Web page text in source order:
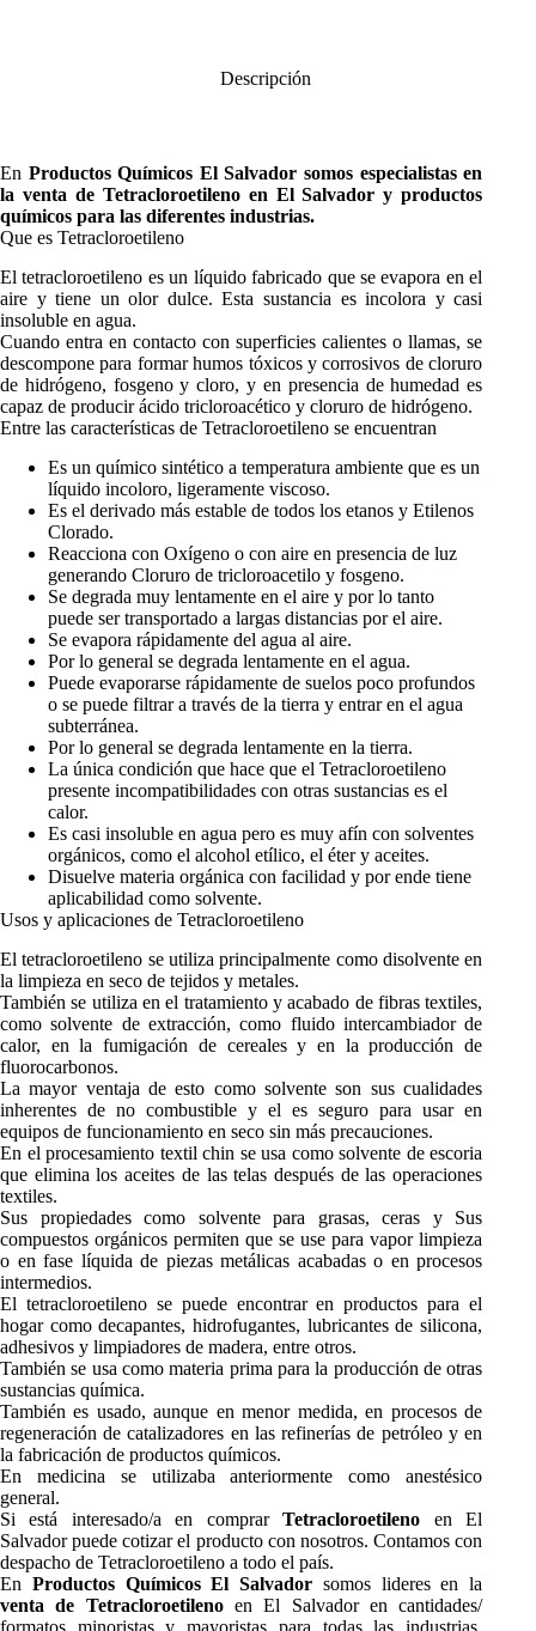
Descripción
En Productos Químicos El Salvador somos especialistas en
la venta de Tetracloroetileno en El Salvador y productos
químicos para las diferentes industrias.
Que es Tetracloroetileno
El tetracloroetileno es un líquido fabricado que se evapora en el
aire y tiene un olor dulce. Esta sustancia es incolora y casi
insoluble en agua.
Cuando entra en contacto con superficies calientes o llamas, se
descompone para formar humos tóxicos y corrosivos de cloruro
de hidrógeno, fosgeno y cloro, y en presencia de humedad es
capaz de producir ácido tricloroacético y cloruro de hidrógeno.
Entre las características de Tetracloroetileno se encuentran
Es un químico sintético a temperatura ambiente que es un
líquido incoloro, ligeramente viscoso.
Es el derivado más estable de todos los etanos y Etilenos
Clorado.
Reacciona con Oxígeno o con aire en presencia de luz
generando Cloruro de tricloroacetilo y fosgeno.
Se degrada muy lentamente en el aire y por lo tanto
puede ser transportado a largas distancias por el aire.
Se evapora rápidamente del agua al aire.
Por lo general se degrada lentamente en el agua.
Puede evaporarse rápidamente de suelos poco profundos
o se puede filtrar a través de la tierra y entrar en el agua
subterránea.
Por lo general se degrada lentamente en la tierra.
La única condición que hace que el Tetracloroetileno
presente incompatibilidades con otras sustancias es el
calor.
Es casi insoluble en agua pero es muy afín con solventes
orgánicos, como el alcohol etílico, el éter y aceites.
Disuelve materia orgánica con facilidad y por ende tiene
aplicabilidad como solvente.
Usos y aplicaciones de Tetracloroetileno
El tetracloroetileno se utiliza principalmente como disolvente en
la limpieza en seco de tejidos y metales.
También se utiliza en el tratamiento y acabado de fibras textiles,
como solvente de extracción, como fluido intercambiador de
calor, en la fumigación de cereales y en la producción de
fluorocarbonos.
La mayor ventaja de esto como solvente son sus cualidades
inherentes de no combustible y el es seguro para usar en
equipos de funcionamiento en seco sin más precauciones.
En el procesamiento textil chin se usa como solvente de escoria
que elimina los aceites de las telas después de las operaciones
textiles.
Sus propiedades como solvente para grasas, ceras y Sus
compuestos orgánicos permiten que se use para vapor limpieza
o en fase líquida de piezas metálicas acabadas o en procesos
intermedios.
El tetracloroetileno se puede encontrar en productos para el
hogar como decapantes, hidrofugantes, lubricantes de silicona,
adhesivos y limpiadores de madera, entre otros.
También se usa como materia prima para la producción de otras
sustancias química.
También es usado, aunque en menor medida, en procesos de
regeneración de catalizadores en las refinerías de petróleo y en
la fabricación de productos químicos.
En medicina se utilizaba anteriormente como anestésico
general.
Si está interesado/a en comprarTetracloroetileno en El
Salvador puede cotizar el producto con nosotros. Contamos con
despacho de Tetracloroetileno a todo el país.
En Productos Químicos El Salvador somos lideres en la
venta de Tetracloroetileno en El Salvador en cantidades/
formatos minoristas y mayoristas para todas las industrias.